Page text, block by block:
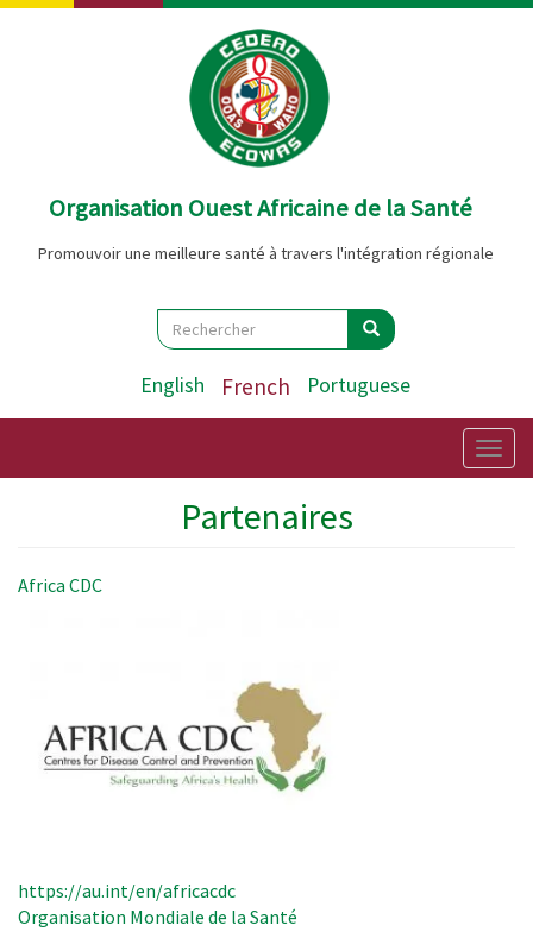
Aller
Organisation Ouest Africaine de la Santé
Promouvoir une meilleure santé à travers l'intégration régionale
Search
Rechercher Rechercher
English French Portuguese
Partenaires
Africa CDC
https://au.int/en/africacdc
Organisation Mondiale de la Santé